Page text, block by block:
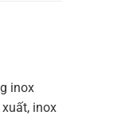
inox
inox